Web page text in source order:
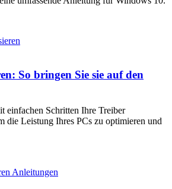
So bringen Sie sie auf den
einfachen Schritten Ihre Treiber
die Leistung Ihres PCs zu optimieren und